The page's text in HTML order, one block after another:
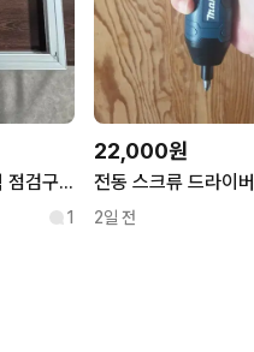
천정 알루미늄 개폐식 점검구 450 x 450mm
1
22,000원
전동 스크류 드라이버
2일 전